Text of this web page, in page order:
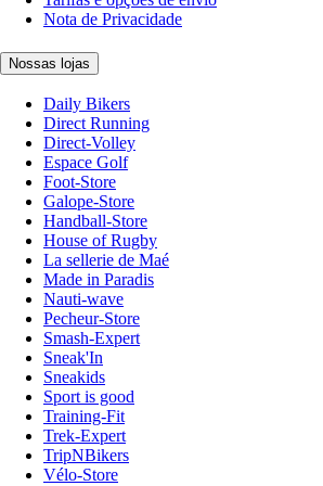
Nota de Privacidade
Nossas lojas
Daily Bikers
Direct Running
Direct-Volley
Espace Golf
Foot-Store
Galope-Store
Handball-Store
House of Rugby
La sellerie de Maé
Made in Paradis
Nauti-wave
Pecheur-Store
Smash-Expert
Sneak'In
Sneakids
Sport is good
Training-Fit
Trek-Expert
TripNBikers
Vélo-Store